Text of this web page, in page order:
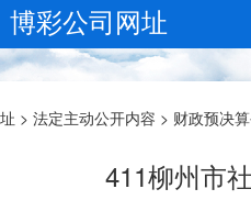
博彩公司网址
> 法定主动公开内容 > 财政预决
411柳州市